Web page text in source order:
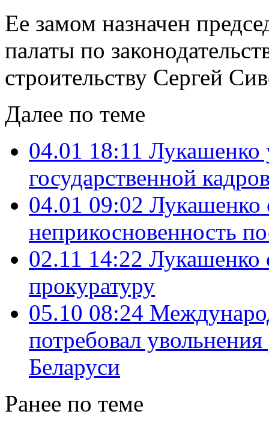
Ее замом назначен
палаты по
строительству Сергей
Далее по теме
04.01 18:11 Лукашенко
государственной
04.01 09:02 Лукашенко
неприкосновенность
02.11 14:22 Лукашенко
прокуратуру
05.10 08:24
потребовал
Беларуси
Ранее по теме